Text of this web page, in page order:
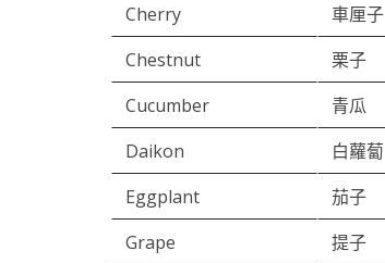
Cherry
車厘子
Chestnut
栗子
Cucumber
青瓜
Daikon
白蘿蔔
Eggplant
茄子
Grape
提子